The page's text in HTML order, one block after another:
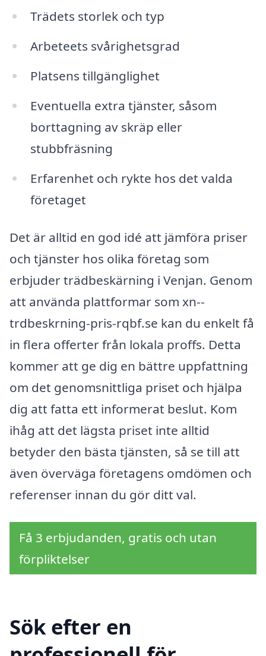
Trädets storlek och typ
Arbeteets svårighetsgrad
Platsens tillgänglighet
Eventuella extra tjänster, såsom
borttagning av skräp eller
stubbfräsning
Erfarenhet och rykte hos det valda
företaget
Det är alltid en god idé att jämföra priser
och tjänster hos olika företag som
erbjuder trädbeskärning i Venjan. Genom
att använda plattformar som xn--
trdbeskrning-pris-rqbf.se kan du enkelt få
in flera offerter från lokala proffs. Detta
kommer att ge dig en bättre uppfattning
om det genomsnittliga priset och hjälpa
dig att fatta ett informerat beslut. Kom
ihåg att det lägsta priset inte alltid
betyder den bästa tjänsten, så se till att
även överväga företagens omdömen och
referenser innan du gör ditt val.
Få 3 erbjudanden, gratis och utan
förpliktelser
Sök efter en